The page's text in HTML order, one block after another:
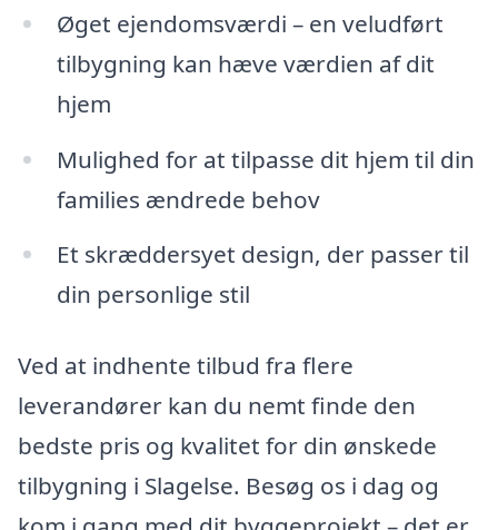
Øget ejendomsværdi – en veludført
tilbygning kan hæve værdien af dit
hjem
Mulighed for at tilpasse dit hjem til din
families ændrede behov
Et skræddersyet design, der passer til
din personlige stil
Ved at indhente tilbud fra flere
leverandører kan du nemt finde den
bedste pris og kvalitet for din ønskede
tilbygning i Slagelse. Besøg os i dag og